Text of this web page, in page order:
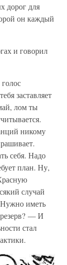
дорог для
он каждый
и говорил
заставляет
лом ты
никому
себя. Надо
план. Ну,
случай
Нужно иметь
резерв? — И
стал